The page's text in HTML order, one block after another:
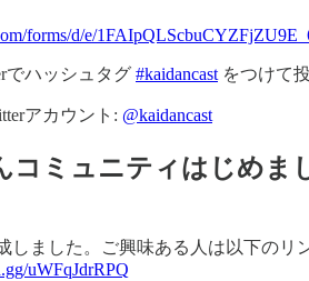
forms/d/e/
でハッシュタグ #kaidancast をつけて
アカウント: @kaidancast
コミュニティはじめま
しました。ご興味ある人は以下のリ
uWFqJdrRPQ